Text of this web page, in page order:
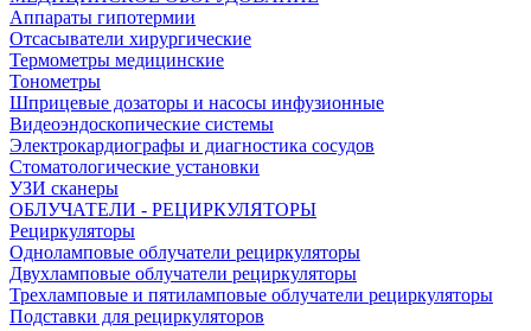
Аппараты гипотермии
Отсасыватели хирургические
Термометры медицинские
Тонометры
Шприцевые дозаторы и насосы инфузионные
Видеоэндоскопические системы
Электрокардиографы и диагностика сосудов
Стоматологические установки
УЗИ сканеры
ОБЛУЧАТЕЛИ - РЕЦИРКУЛЯТОРЫ
Рециркуляторы
Одноламповые облучатели рециркуляторы
Двухламповые облучатели рециркуляторы
Трехламповые и пятиламповые облучатели рециркуляторы
Подставки для рециркуляторов